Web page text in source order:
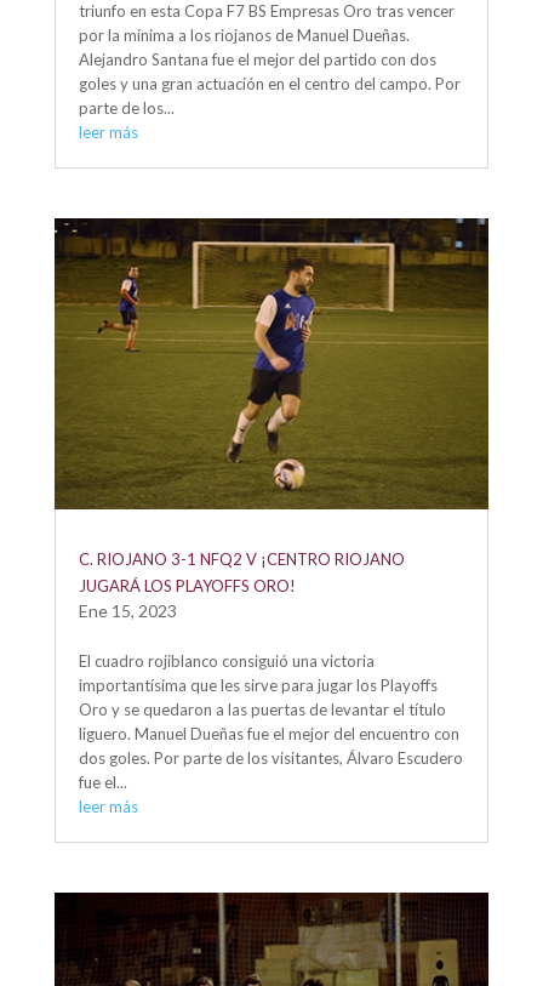
triunfo en esta Copa F7 BS Empresas Oro tras vencer
por la mínima a los riojanos de Manuel Dueñas.
Alejandro Santana fue el mejor del partido con dos
goles y una gran actuación en el centro del campo. Por
parte de los...
leer más
C. RIOJANO 3-1 NFQ2 V ¡CENTRO RIOJANO
JUGARÁ LOS PLAYOFFS ORO!
Ene 15, 2023
El cuadro rojiblanco consiguió una victoria
importantísima que les sirve para jugar los Playoffs
Oro y se quedaron a las puertas de levantar el título
liguero. Manuel Dueñas fue el mejor del encuentro con
dos goles. Por parte de los visitantes, Álvaro Escudero
fue el...
leer más